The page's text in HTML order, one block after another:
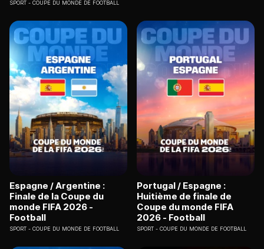
SPORT COUPE DU MONDE DE FOOTBALL
Espagne / Argentine :
Finale de la Coupe du
monde FIFA 2026 -
Football
SPORT COUPE DU MONDE DE FOOTBALL
Portugal / Espagne :
Huitième de finale de
Coupe du monde FIFA
2026 - Football
SPORT COUPE DU MONDE DE FOOTBALL